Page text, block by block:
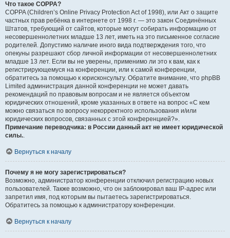
Что такое COPPA?
COPPA (Children’s Online Privacy Protection Act of 1998), или Акт о защите
частных прав ребёнка в интернете от 1998 г. — это закон Соединённых
Штатов, требующий от сайтов, которые могут собирать информацию от
несовершеннолетних младше 13 лет, иметь на это письменное согласие
родителей. Допустимо наличие иного вида подтверждения того, что
опекуны разрешают сбор личной информации от несовершеннолетних
младше 13 лет. Если вы не уверены, применимо ли это к вам, как к
регистрирующемуся на конференции, или к самой конференции,
обратитесь за помощью к юрисконсульту. Обратите внимание, что phpBB
Limited администрация данной конференции не может давать
рекомендаций по правовым вопросам и не является объектом
юридических отношений, кроме указанных в ответе на вопрос «С кем
можно связаться по вопросу некорректного использования и/или
юридических вопросов, связанных с этой конференцией?».
Примечание переводчика: в России данный акт не имеет юридической
силы..
Вернуться к началу
Почему я не могу зарегистрироваться?
Возможно, администратор конференции отключил регистрацию новых
пользователей. Также возможно, что он заблокировал ваш IP-адрес или
запретил имя, под которым вы пытаетесь зарегистрироваться.
Обратитесь за помощью к администратору конференции.
Вернуться к началу